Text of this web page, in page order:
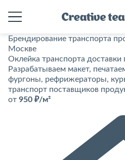
Брендирование транспорта
Москве
Оклейка транспорта
Разрабатываем макет,
фургоны, рефрижераторы,
транспорт поставщиков
от 950 ₽/м²